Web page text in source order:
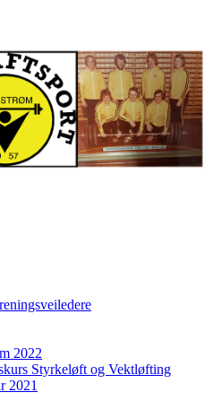
2022
Styrkeløft og Vektløfting
2021